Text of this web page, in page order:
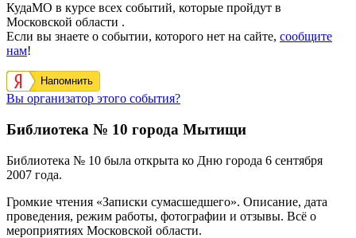
КудаМО в курсе всех событий, которые пройдут в
Московской области .
Если вы знаете о событии, которого нет на сайте, сообщите
нам!
Напомнить
Вы организатор этого события?
Библиотека № 10 города Мытищи
Библиотека № 10 была открыта ко Дню города 6 сентября
2007 года.
Громкие чтения «Записки сумасшедшего». Описание, дата
проведения, режим работы, фотографии и отзывы. Всё о
мероприятиях Московской области.